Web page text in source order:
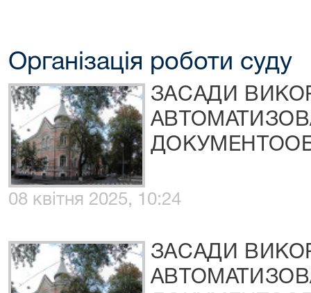
Організація роботи суду
ЗАСАДИ
08 квітня 2025, 10:24
ЗАСАДИ